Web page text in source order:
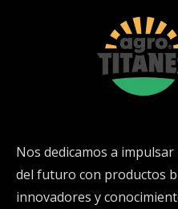
Nos dedicamos a
del futuro con productos
innovadores y